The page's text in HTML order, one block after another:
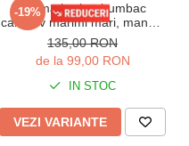
-19%
Pijama barbat bumbac
calitaitiv marimi mari, maneci
si pantaloni lungi cu buzunare
visiniu 205
135,00 RON
de la 99,00 RON
IN STOC
VEZI VARIANTE